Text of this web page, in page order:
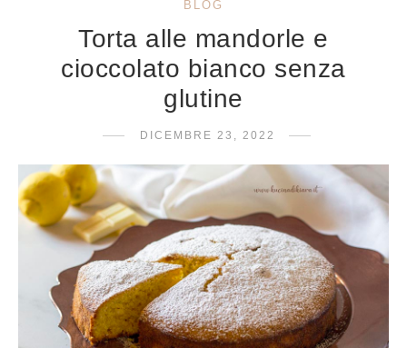
BLOG
Torta alle mandorle e
cioccolato bianco senza
glutine
DICEMBRE 23, 2022